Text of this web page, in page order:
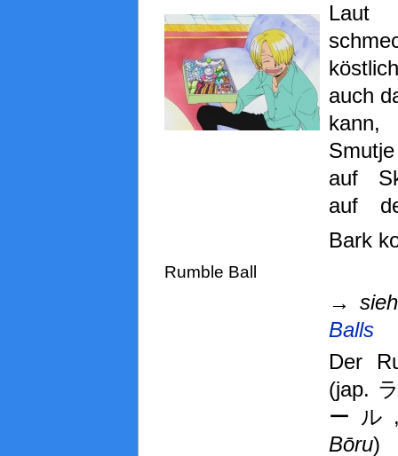
auch
kann,
auf
auf
Bark
Rumble Ball
→
Balls
Der
(jap.
ー
Bōru)